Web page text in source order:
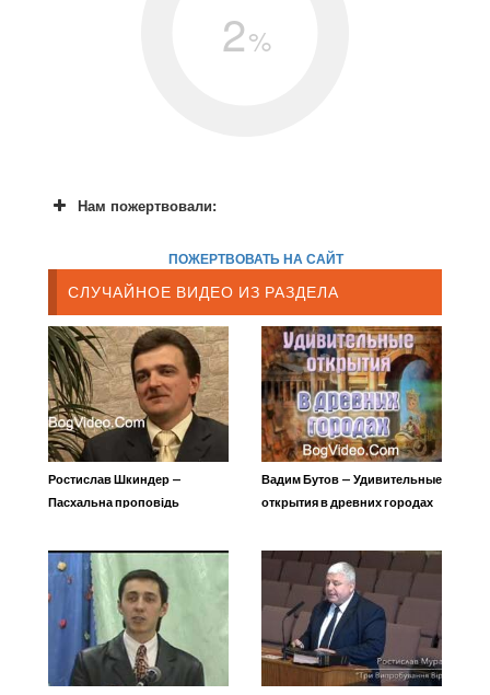
2%
Нам пожертвовали:
ПОЖЕРТВОВАТЬ НА САЙТ
СЛУЧАЙНОЕ ВИДЕО ИЗ РАЗДЕЛА
Ростислав Шкиндер —
Пасхальна проповідь
Вадим Бутов — Удивительные
открытия в древних городах